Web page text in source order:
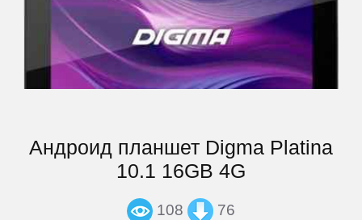
Андроид планшет Digma Platina
10.1 16GB 4G
108 76
Main
Home